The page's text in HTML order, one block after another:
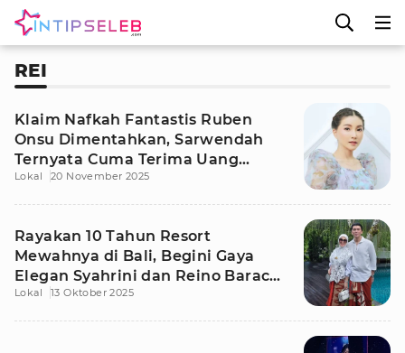
REI
Klaim Nafkah Fantastis Ruben
Onsu Dimentahkan, Sarwendah
Ternyata Cuma Terima Uang
Reimburse
Lokal 20 November 2025
Rayakan 10 Tahun Resort
Mewahnya di Bali, Begini Gaya
Elegan Syahrini dan Reino Barack
sebagai Owner
Lokal 13 Oktober 2025